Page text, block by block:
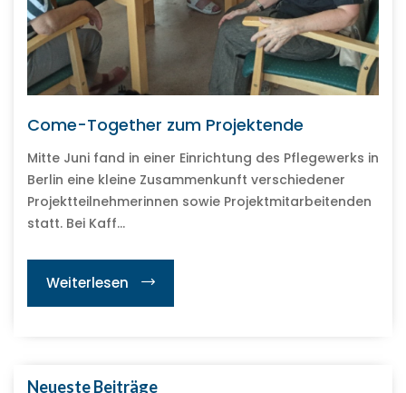
Come-Together zum Projektende
Mitte Juni fand in einer Einrichtung des Pflegewerks in
Berlin eine kleine Zusammenkunft verschiedener
Projektteilnehmerinnen sowie Projektmitarbeitenden
statt. Bei Kaff...
Weiterlesen
Neueste Beiträge